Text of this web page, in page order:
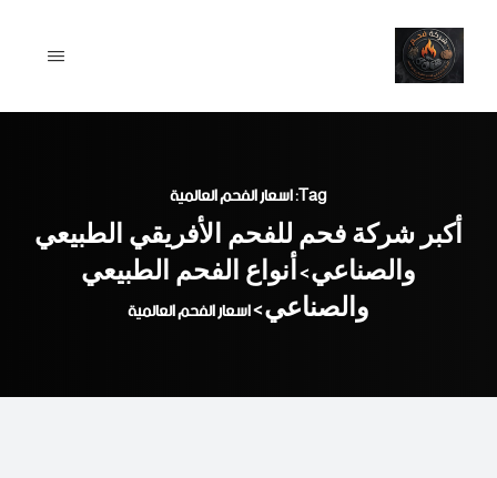
content
Tag: اسعار الفحم العالمية
أكبر شركة فحم للفحم الأفريقي الطبيعي
والصناعي>أنواع الفحم الطبيعي
والصناعي>اسعار الفحم العالمية